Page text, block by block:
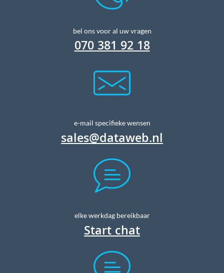
bel ons voor al uw vragen
070 381 92 18
e-mail specifieke wensen
sales@dataweb.nl
elke werkdag bereikbaar
Start chat